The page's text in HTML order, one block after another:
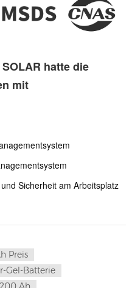
hatte die
mit
Sicherheit am Arbeitsplatz
Preis
Gel-Batterie